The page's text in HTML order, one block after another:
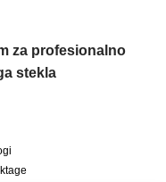
za profesionalno
stekla